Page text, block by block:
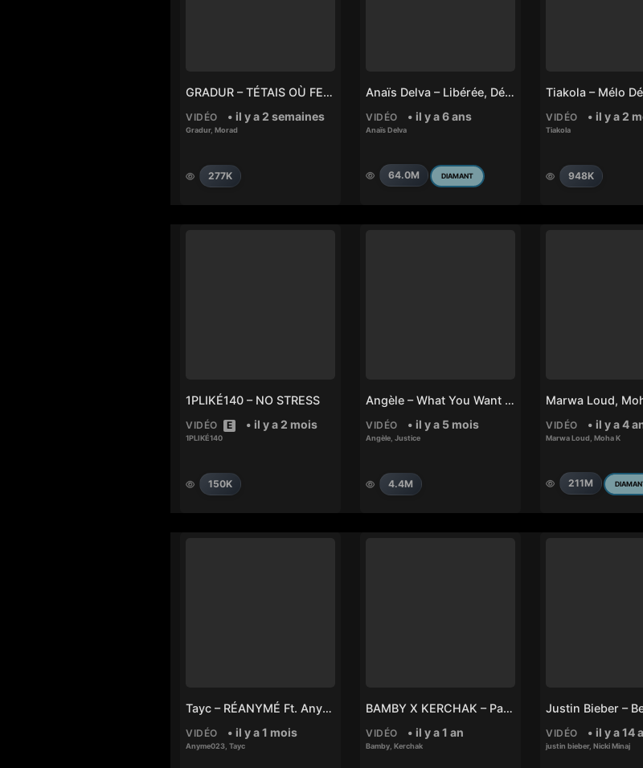
GRADUR – TÉTAIS OÙ FEAT MORAD
VIDÉO • il y a 2 semaines
Gradur, Morad
277K
Anaïs Delva – Libérée, Délivrée (De « La Reine Des Neiges »)
VIDÉO • il y a 6 ans
Anaïs Delva
64.0M DIAMANT
Tiakola – Mélo
VIDÉO • il y a 2
Tiakola
948K
1PLIKÉ140 – NO STRESS
VIDÉO E • il y a 2 mois
1PLIKÉ140
150K
Angèle – What You Want (feat. Justice)
VIDÉO • il y a 5 mois
Angèle Justice
4.4M
VIDÉO • il y a 4
Marwa Loud Moha K
211M
Tayc – RÉANYMÉ Ft. Anyme
VIDÉO • il y a 1 mois
Anyme023 Tayc
BAMBY X KERCHAK – Pas Jalouse
VIDÉO • il y a 1 an
Bamby Kerchak
VIDÉO • il y a 14
justin bieber, Nicki Minaj